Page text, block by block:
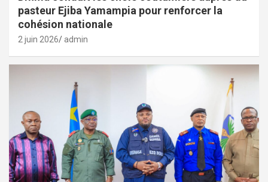
pasteur Ejiba Yamampia pour renforcer la
cohésion nationale
2 juin 2026 admin